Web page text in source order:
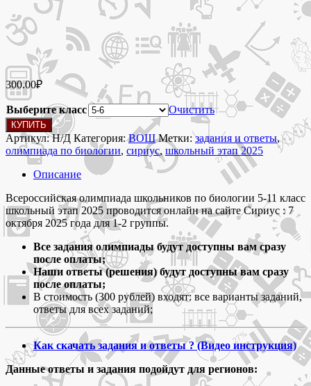
300.00₽
Выберите класс
Очистить
Количество
товара
7
октября
2025 Олимпиада
по
биологии
5-
11
класс
школьный
этап
2025
задания
ответы
группа
КУПИТЬ
Артикул:Н/Д Категория:ВОШ Метки:задания и ответы,
олимпиада по биологии, сириус, школьный этап 2025
Описание
Всероссийская олимпиада школьников по биологии 5-11 класс
школьный этап 2025 проводится онлайн на сайте Сириус : 7
октября 2025 года для 1-2 группы.
Все задания олимпиады будут доступны вам сразу
после оплаты;
Наши ответы (решения) будут доступны вам сразу
после оплаты;
В стоимость (300 рублей) входят: все варианты заданий,
ответы для всех заданий;
Как скачать задания и ответы ? (Видео инструкция)
Данные ответы и задания подойдут для регионов: